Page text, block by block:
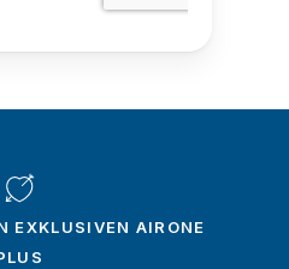
EXKLUSIVEN AIRONE